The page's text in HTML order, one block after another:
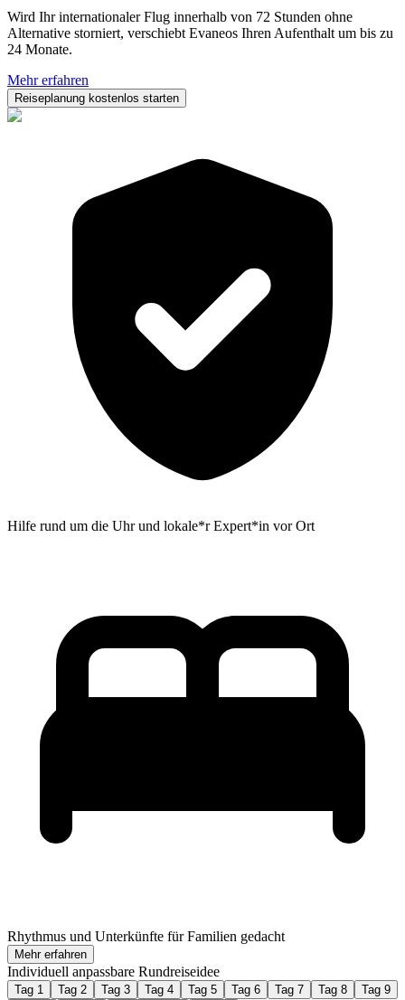
Wird Ihr internationaler Flug innerhalb von 72 Stunden ohne
Alternative storniert, verschiebt Evaneos Ihren Aufenthalt um bis zu
24 Monate.
Mehr erfahren
Reiseplanung kostenlos starten
Hilfe rund um die Uhr und lokale*r Expert*in vor Ort
Rhythmus und Unterkünfte für Familien gedacht
Mehr erfahren
Individuell anpassbare Rundreiseidee
Tag 1 Tag 2 Tag 3 Tag 4 Tag 5 Tag 6 Tag 7 Tag 8 Tag 9